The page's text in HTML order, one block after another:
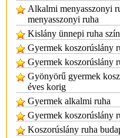
Alkalmi menyasszonyi
menyasszonyi ruha
Kislány ünnepi ruha
Gyermek koszorúslány
Gyermek koszorúslány
Gyönyörű gyermek
éves korig
Gyermek alkalmi ruha
Gyermek koszorúslány
Koszorúslány ruha